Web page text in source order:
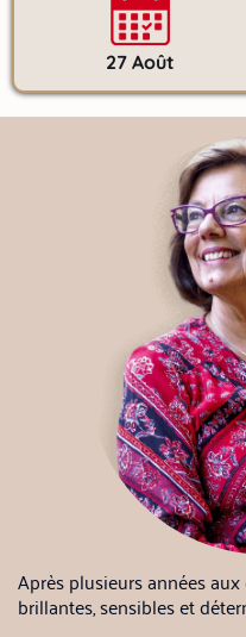
27 Août
Après plusieurs années
brillantes, sensibles et